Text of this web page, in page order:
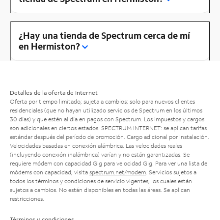
¿Hay una tienda de Spectrum cerca de mí
en Hermiston?
Detalles de la oferta de Internet
Oferta por tiempo limitado; sujeta a cambios; solo para nuevos clientes
residenciales (que no hayan utilizado servicios de Spectrum en los últimos
30 días) y que estén al día en pagos con Spectrum. Los impuestos y cargos
son adicionales en ciertos estados. SPECTRUM INTERNET: se aplican tarifas
estándar después del período de promoción. Cargo adicional por instalación.
Velocidades basadas en conexión alámbrica. Las velocidades reales
(incluyendo conexión inalámbrica) varían y no están garantizadas. Se
requiere módem con capacidad Gig para velocidad Gig. Para ver una lista de
módems con capacidad, visita spectrum.net/modem . Servicios sujetos a
todos los términos y condiciones de servicio vigentes, los cuales están
sujetos a cambios. No están disponibles en todas las áreas. Se aplican
restricciones.